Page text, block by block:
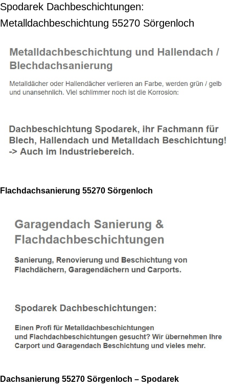
Spodarek Dachbeschichtungen:
Metalldachbeschichtung 55270 Sörgenloch
Flachdachsanierung 55270 Sörgenloch
Dachsanierung 55270 Sörgenloch – Spodarek